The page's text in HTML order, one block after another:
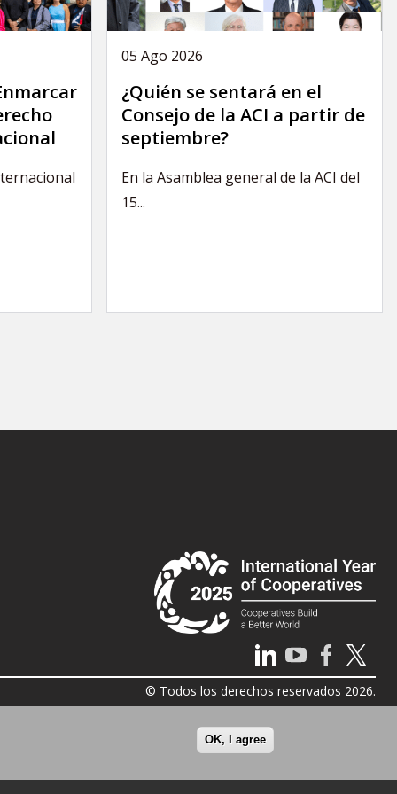
05 Ago 2026
¿Quién se sentará en el
Consejo de la ACI a partir de
septiembre?
En la Asamblea general de la ACI del
15...
© Todos los derechos reservados 2026.
OK, I agree